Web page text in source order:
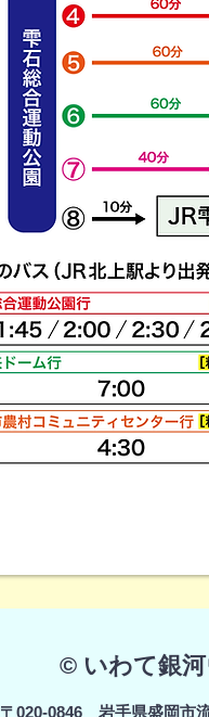
© いわて銀
〒020-0846 岩手県盛岡市